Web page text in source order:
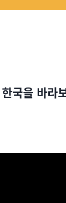
국을 바라